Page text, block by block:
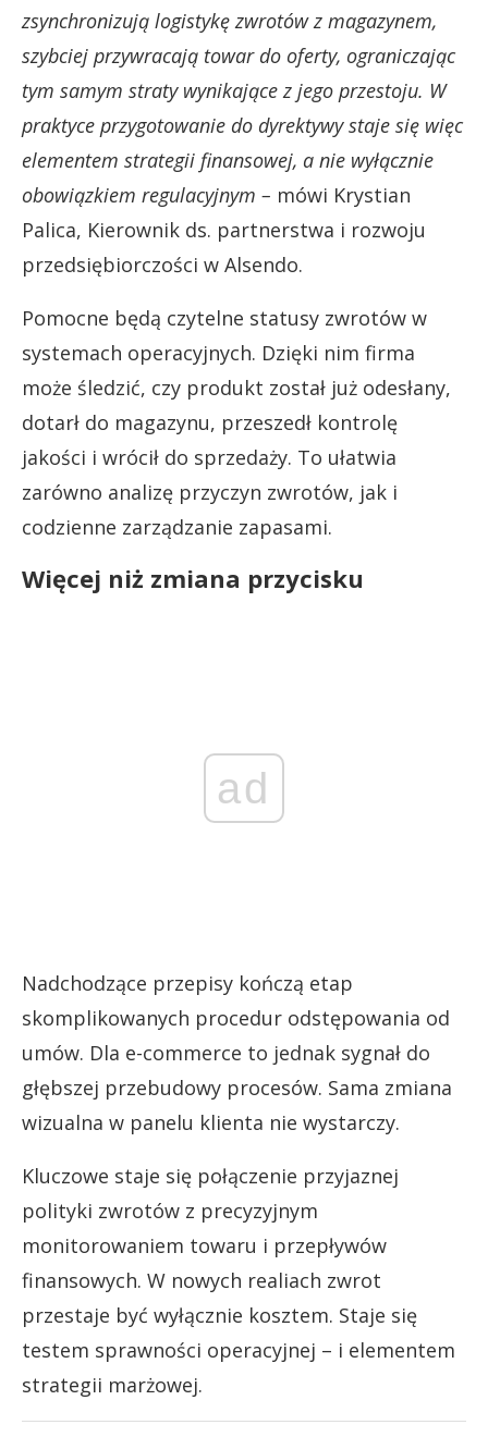
zsynchronizują logistykę zwrotów z magazynem,
szybciej przywracają towar do oferty, ograniczając
tym samym straty wynikające z jego przestoju. W
praktyce przygotowanie do dyrektywy staje się więc
elementem strategii finansowej, a nie wyłącznie
obowiązkiem regulacyjnym – mówi Krystian
Palica, Kierownik ds. partnerstwa i rozwoju
przedsiębiorczości w Alsendo.
Pomocne będą czytelne statusy zwrotów w
systemach operacyjnych. Dzięki nim firma
może śledzić, czy produkt został już odesłany,
dotarł do magazynu, przeszedł kontrolę
jakości i wrócił do sprzedaży. To ułatwia
zarówno analizę przyczyn zwrotów, jak i
codzienne zarządzanie zapasami.
Więcej niż zmiana przycisku
ad
Nadchodzące przepisy kończą etap
skomplikowanych procedur odstępowania od
umów. Dla e-commerce to jednak sygnał do
głębszej przebudowy procesów. Sama zmiana
wizualna w panelu klienta nie wystarczy.
Kluczowe staje się połączenie przyjaznej
polityki zwrotów z precyzyjnym
monitorowaniem towaru i przepływów
finansowych. W nowych realiach zwrot
przestaje być wyłącznie kosztem. Staje się
testem sprawności operacyjnej – i elementem
strategii marżowej.